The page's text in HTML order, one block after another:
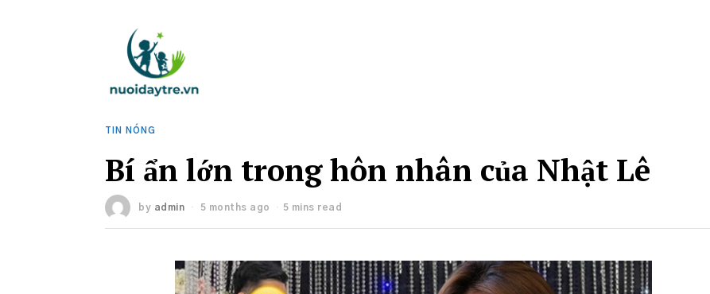
TIN NÓNG
Bí ẩn lớn trong hôn nhân của Nhật Lê
by admin 5 months ago 5 mins read